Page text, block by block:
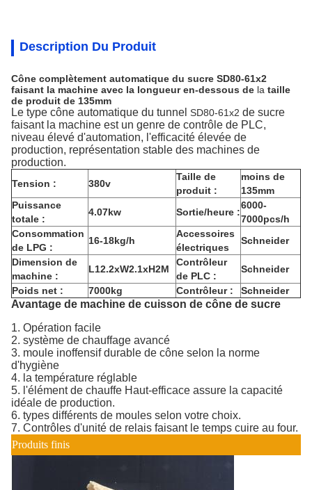
Description Du Produit
Cône complètement automatique du sucre SD80-61x2
faisant la machine avec la longueur en-dessous de la taille
de produit de 135mm
Le type cône automatique du tunnel SD80-61x2 de sucre
faisant la machine est un genre de contrôle de PLC,
niveau élevé d'automation, l'efficacité élevée de
production, représentation stable des machines de
production.
Tension : 380v
Taille de
produit :
moins de
135mm
Puissance
totale :
4.07kw Sortie/heure :
6000-
7000pcs/h
Consommation
de LPG :
16-18kg/h
Accessoires
électriques
Schneider
Dimension de
machine :
L12.2xW2.1xH2M
Contrôleur
de PLC :
Schneider
Poids net :
7000kg Contrôleur : Schneider
Avantage de machine de cuisson de cône de sucre
1. Opération facile
2. système de chauffage avancé
3. moule inoffensif durable de cône selon la norme
d'hygiène
4. la température réglable
5. l'élément de chauffe Haut-efficace assure la capacité
idéale de production.
6. types différents de moules selon votre choix.
7. Contrôles d'unité de relais faisant le temps cuire au four.
Produits finis